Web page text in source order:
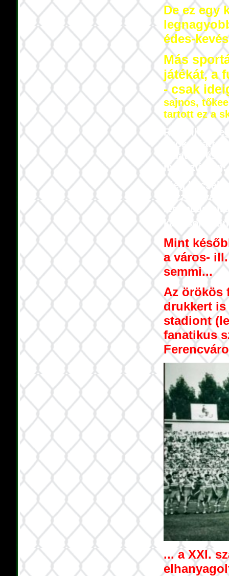
De ez egy
édes-
Más
játékát, a
- csak
sajnos,
tartott ez a
okok miatt -
áldatlan és
megszűnjön!
Elég
nézzük,
legendás
Mint
a város-
semmi...
Az örökös
drukkert is
stadiont
fanatikus
... a XXI.